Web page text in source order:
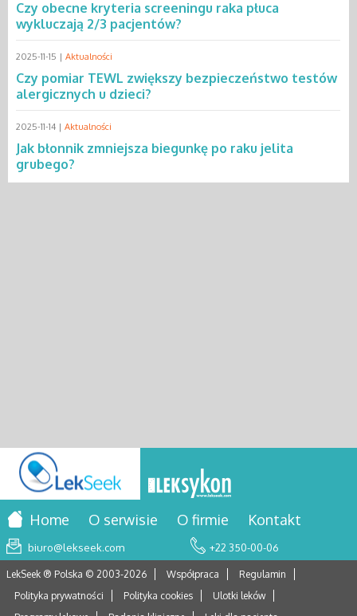
Czy obecne kryteria screeningu raka płuca
wykluczają 2/3 pacjentów?
2025-11-15 | Aktualności
Czy pomiar TEWL zwiększy bezpieczeństwo testów
alergicznych u dzieci?
2025-11-14 | Aktualności
Jak błonnik zmniejsza biegunkę po raku jelita
grubego?
Home O serwisie O firmie Kontakt
biuro@lekseek.com +22 350-00-06
LekSeek ® Polska © 2003-2026 Współpraca
Regulamin
Polityka prywatności
Polityka cookies
Ulotki leków